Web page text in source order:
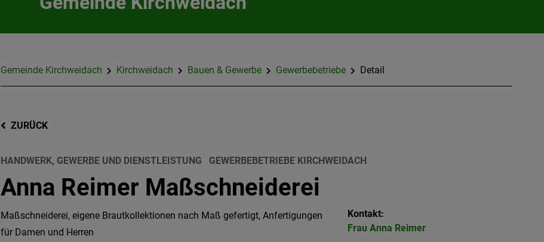
Gemeinde Kirchweidach Kirchweidach Bauen & Gewerbe Gewerbebetriebe Detail
ZURÜCK
HANDWERK, GEWERBE UND DIENSTLEISTUNG GEWERBEBETRIEBE KIRCHWEIDACH
Anna Reimer Maßschneiderei
Maßschneiderei, eigene Brautkollektionen nach Maß gefertigt, Anfertigungen
für Damen und Herren
Kontakt:
FrauAnna Reimer